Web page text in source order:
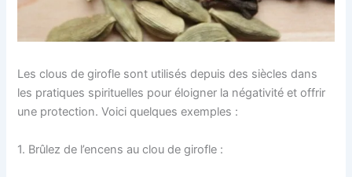
Les clous de girofle sont utilisés depuis des siècles dans
les pratiques spirituelles pour éloigner la négativité et offrir
une protection. Voici quelques exemples :
1. Brûlez de l’encens au clou de girofle :